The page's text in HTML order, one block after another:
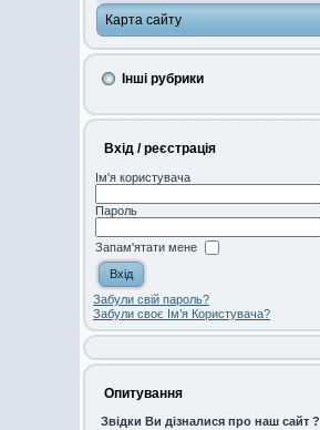
Карта сайту
Інші рубрики
Вхід / реєстрація
Ім'я користувача
Пароль
Запам'ятати мене
Забули свій пароль?
Забули своє Ім’я Користувача?
Опитування
Звідки Ви дізналися про наш сайт ?